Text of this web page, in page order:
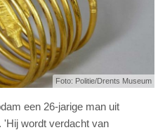
Foto: Politie/Drents Museum
een 26-jarige man uit
'Hij wordt verdacht van